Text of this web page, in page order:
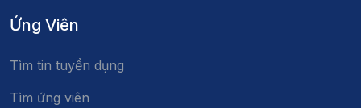
Ứng Viên
Tìm tin tuyển dụng
Tìm ứng viên